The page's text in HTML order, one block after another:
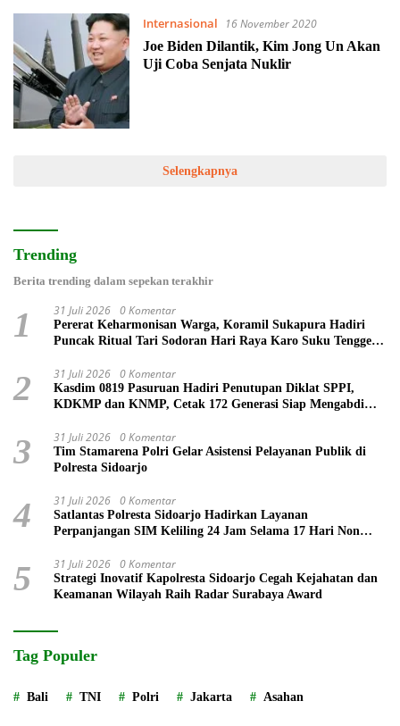
Internasional
16 November 2020
Joe Biden Dilantik, Kim Jong Un Akan
Uji Coba Senjata Nuklir
Selengkapnya
Trending
Berita trending dalam sepekan terakhir
1 31 Juli 2026 0 Komentar
Pererat Keharmonisan Warga, Koramil Sukapura Hadiri
Puncak Ritual Tari Sodoran Hari Raya Karo Suku Tengger
2 31 Juli 2026 0 Komentar
Kasdim 0819 Pasuruan Hadiri Penutupan Diklat SPPI,
KDKMP dan KNMP, Cetak 172 Generasi Siap Mengabdi
3 31 Juli 2026 0 Komentar
Tim Stamarena Polri Gelar Asistensi Pelayanan Publik di
Polresta Sidoarjo
4 31 Juli 2026 0 Komentar
Satlantas Polresta Sidoarjo Hadirkan Layanan
Perpanjangan SIM Keliling 24 Jam Selama 17 Hari Non
5 31 Juli 2026 0 Komentar
Strategi Inovatif Kapolresta Sidoarjo Cegah Kejahatan dan
Keamanan Wilayah Raih Radar Surabaya Award
Tag Populer
Bali TNI Polri Jakarta Asahan